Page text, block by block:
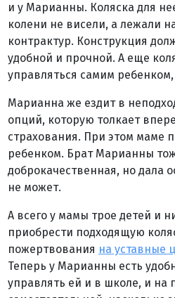
и у Марианны. Коляска для
колени не висели, а лежали
контрактур. Конструкция
удобной и прочной. А еще
управляться самим
Марианна же ездит в
опций, которую толкает
страхования. При этом маме
ребенком. Брат Марианны
доброкачественная, но дала
не может.
А всего у мамы трое детей и
приобрести подходящую
пожертвования на уставные
Теперь у Марианны есть
управлять ей и в школе, и на